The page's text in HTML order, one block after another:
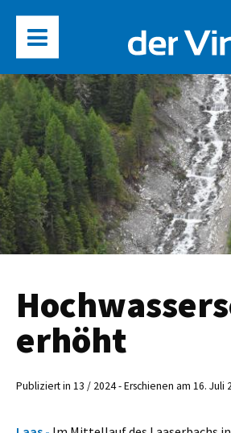
erhöht
Publiziert in 13 / 2024 - Erschienen am 16. Juli